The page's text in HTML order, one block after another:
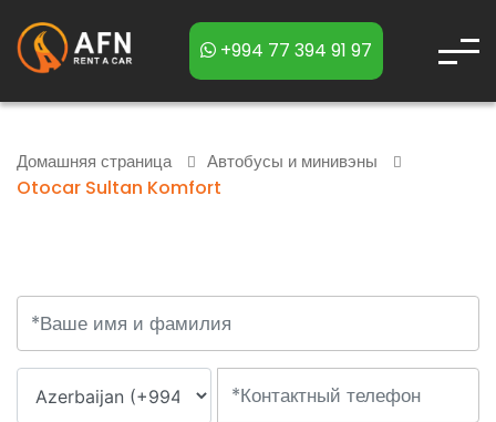
+994 77 394 91 97
Домашняя страница Автобусы и минивэны
Otocar Sultan Komfort